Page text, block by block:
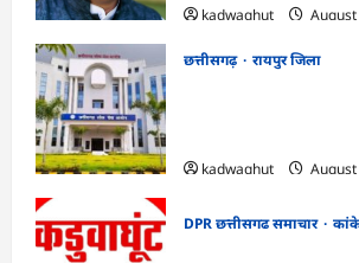
kadwaghut
छत्तीसगढ़
रायपुर जिला
kadwaghut
DPR छत्तीसगढ समाचार